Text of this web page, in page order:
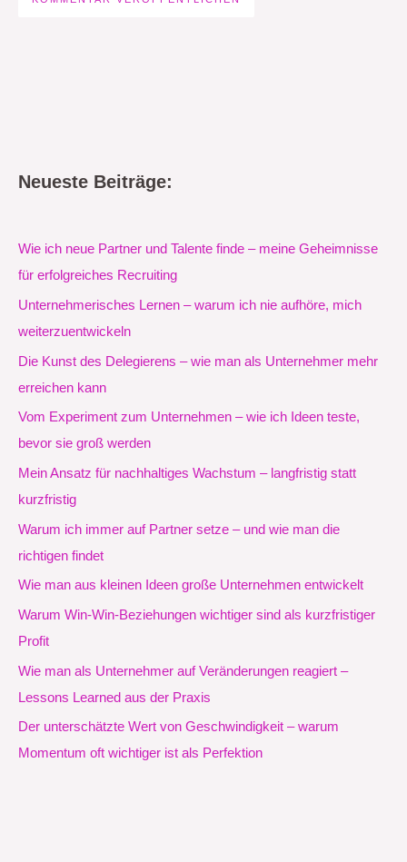
Neueste Beiträge:
Wie ich neue Partner und Talente finde – meine Geheimnisse
für erfolgreiches Recruiting
Unternehmerisches Lernen – warum ich nie aufhöre, mich
weiterzuentwickeln
Die Kunst des Delegierens – wie man als Unternehmer mehr
erreichen kann
Vom Experiment zum Unternehmen – wie ich Ideen teste,
bevor sie groß werden
Mein Ansatz für nachhaltiges Wachstum – langfristig statt
kurzfristig
Warum ich immer auf Partner setze – und wie man die
richtigen findet
Wie man aus kleinen Ideen große Unternehmen entwickelt
Warum Win-Win-Beziehungen wichtiger sind als kurzfristiger
Profit
Wie man als Unternehmer auf Veränderungen reagiert –
Lessons Learned aus der Praxis
Der unterschätzte Wert von Geschwindigkeit – warum
Momentum oft wichtiger ist als Perfektion